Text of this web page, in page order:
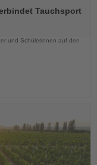
Tauchsport
und Schülerinnen auf den